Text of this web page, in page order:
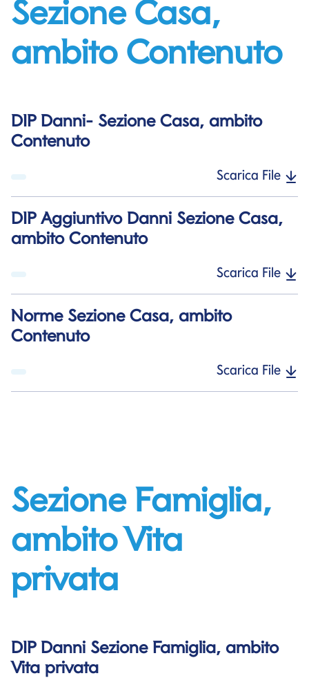
Sezione Casa,
ambito Contenuto
DIP Danni- Sezione Casa, ambito
Contenuto
Scarica File
DIP Aggiuntivo Danni Sezione Casa,
ambito Contenuto
Scarica File
Norme Sezione Casa, ambito
Contenuto
Scarica File
Sezione Famiglia,
ambito Vita
privata
DIP Danni Sezione Famiglia, ambito
Vita privata